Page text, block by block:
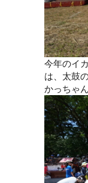
今年のイ
は、太鼓
かっちゃ